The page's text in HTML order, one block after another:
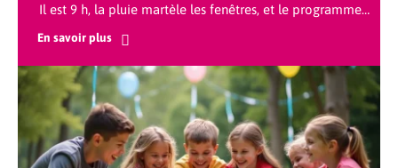
Il est 9 h, la pluie martèle les fenêtres, et le programme…
En savoir plus